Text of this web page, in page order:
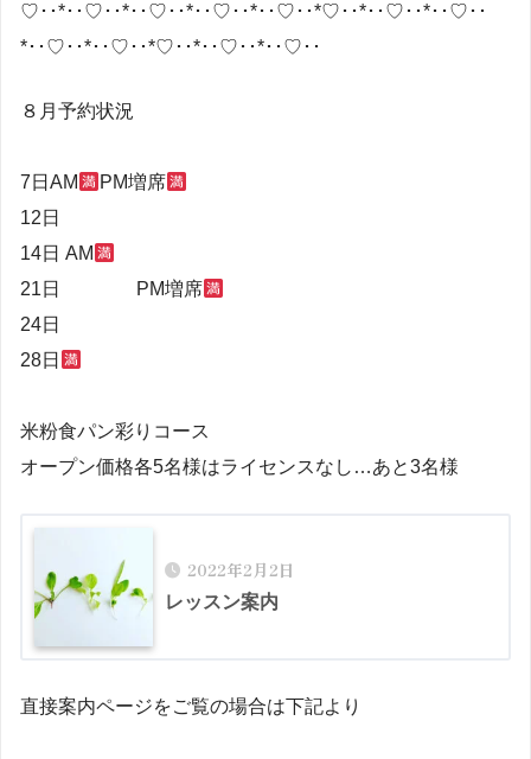
♡･･*･･♡･･*･･♡･･*･･♡･･*･･♡･･*♡･･*･･♡･･*･･♡･･
*･･♡･･*･･♡･･*♡･･*･･♡･･*･･♡･･
８月予約状況
7日AM
PM増席
12日
14日 AM
21日 PM増席
24日
28日
米粉食パン彩りコース
オープン価格各5名様はライセンスなし…あと3名様
2022年2月2日
レッスン案内
直接案内ページをご覧の場合は下記より